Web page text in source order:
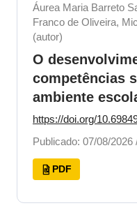
Áurea Maria Barreto
Franco de Oliveira,
(autor)
O
competências
ambiente
https://doi.org/
Publicado: 07/08/
PDF